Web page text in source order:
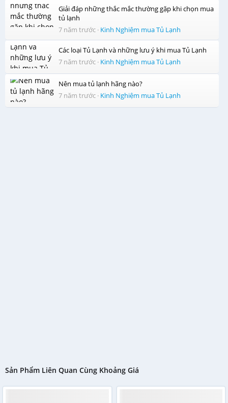
Giải đáp những thắc mắc thường gặp khi chọn mua
tủ lạnh
7 năm trước · Kinh Nghiệm mua Tủ Lạnh
Các loại Tủ Lạnh và những lưu ý khi mua Tủ Lạnh
7 năm trước · Kinh Nghiệm mua Tủ Lạnh
Nên mua tủ lạnh hãng nào?
7 năm trước · Kinh Nghiệm mua Tủ Lạnh
Ngăn rau quả giữ ẩm Fresh Safegiúp tủ lạnh Panasonic
NR-BA178PKV1cung cấp đầy đủ độ ẩm thích hợp cho rau
củ trong quá trình bảo quản. Giờ đây bạn sẽ luôn được
thưởng thức những món cau củ tươi ngon, mọng nước như
vừa được mua về.
Sản Phẩm Liên Quan Cùng Khoảng Giá